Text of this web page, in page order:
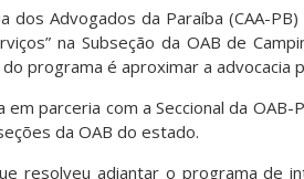
dos Advogados da Paraíba (CAA-
na Subseção da OAB de
programa é aproximar a advocacia
parceria com a Seccional da OAB-
da OAB do estado.
resolveu adiantar o programa de